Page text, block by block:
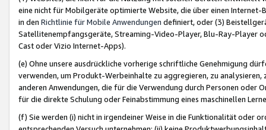
eine nicht für Mobilgeräte optimierte Website, die über einen
in den Richtlinie für Mobile Anwendungen definiert, oder (3)
Satellitenempfangsgeräte, Streaming-Video-Player, Blu-Ray-Player
Cast oder Vizio Internet-Apps).
(e) Ohne unsere ausdrückliche vorherige schriftliche Genehmigung
verwenden, um Produkt-Werbeinhalte zu aggregieren, zu
anderen Anwendungen, die für die Verwendung durch Personen
für die direkte Schulung oder Feinabstimmung eines maschinellen
(f) Sie werden (i) nicht in irgendeiner Weise in die Funktionalität oder